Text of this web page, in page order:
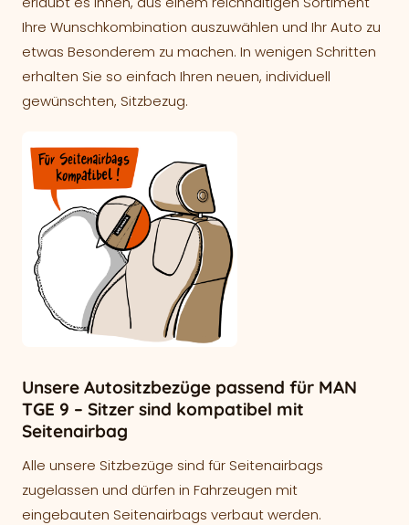
Ihre Wunschkombination auszuwählen und Ihr Auto zu
etwas Besonderem zu machen. In wenigen Schritten
erhalten Sie so einfach Ihren neuen, individuell
gewünschten, Sitzbezug.
Unsere Autositzbezüge passend für MAN
TGE 9 – Sitzer sind kompatibel mit
Seitenairbag
Alle unsere Sitzbezüge sind für Seitenairbags
zugelassen und dürfen in Fahrzeugen mit
eingebauten Seitenairbags verbaut werden.